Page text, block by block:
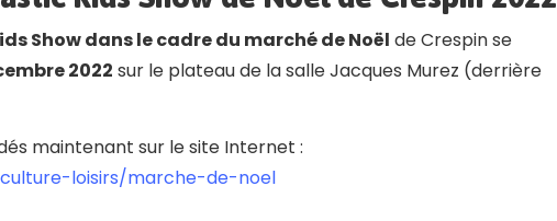
Show dans le cadre du marché de Noël de Crespinse
2022 sur le plateau de la salle Jacques Murez (derrière
maintenant sur le site Internet :
loisirs/marche-de-noel